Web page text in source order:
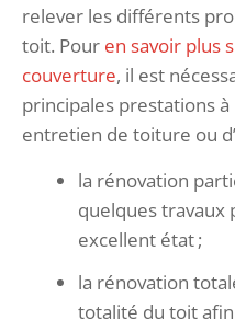
relever les différents
toit. Pour en savoir plus
couverture, il est
principales prestations à
entretien de toiture ou
la rénovation
quelques
excellent état ;
la rénovation
totalité du toit afin